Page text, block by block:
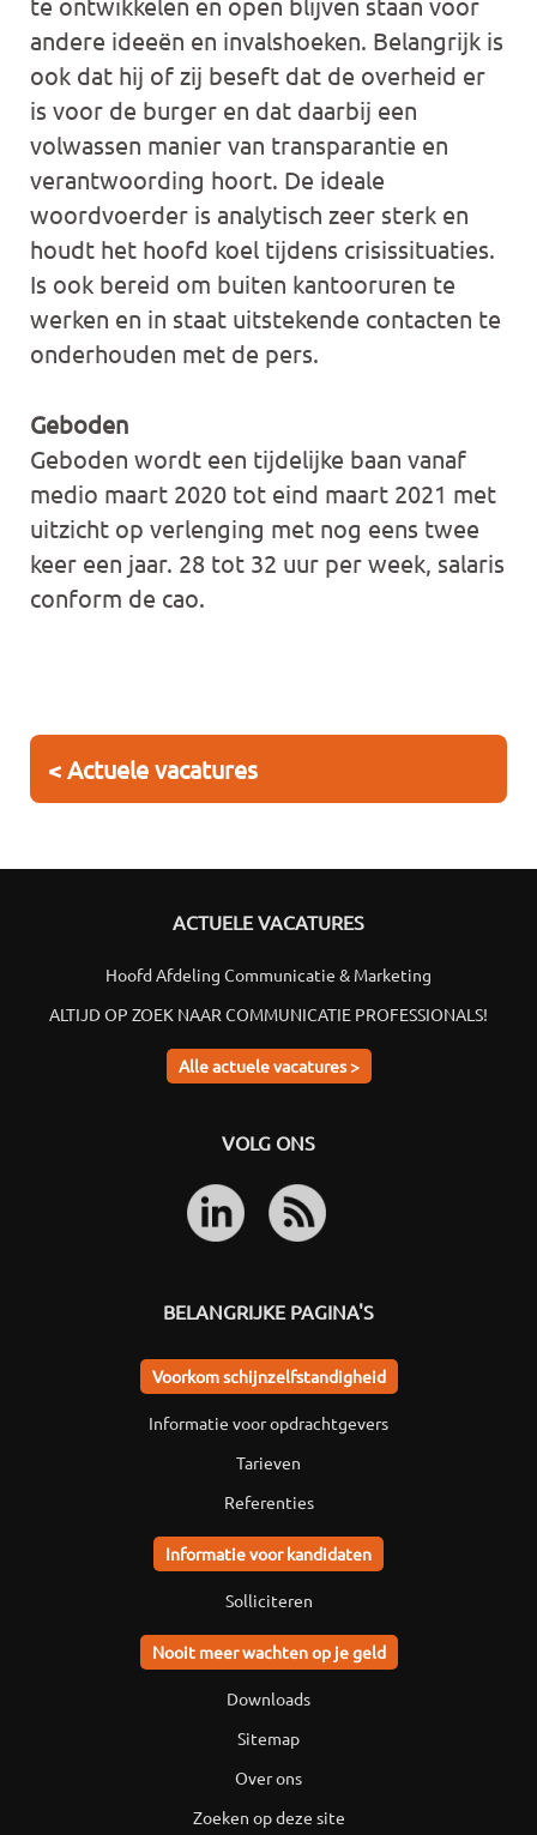
andere ideeën en invalshoeken. Belangrijk is
ook dat hij of zij beseft dat de overheid er
is voor de burger en dat daarbij een
volwassen manier van transparantie en
verantwoording hoort. De ideale
woordvoerder is analytisch zeer sterk en
houdt het hoofd koel tijdens crisissituaties.
Is ook bereid om buiten kantooruren te
werken en in staat uitstekende contacten te
onderhouden met de pers.
Geboden
Geboden wordt een tijdelijke baan vanaf
medio maart 2020 tot eind maart 2021 met
uitzicht op verlenging met nog eens twee
keer een jaar. 28 tot 32 uur per week, salaris
conform de cao.
< Actuele vacatures
ACTUELE VACATURES
Hoofd Afdeling Communicatie & Marketing
ALTIJD OP ZOEK NAAR COMMUNICATIE PROFESSIONALS!
Alle actuele vacatures >
VOLG ONS
BELANGRIJKE PAGINA'S
Voorkom schijnzelfstandigheid
Informatie voor opdrachtgevers
Tarieven
Referenties
Informatie voor kandidaten
Solliciteren
Nooit meer wachten op je geld
Downloads
Sitemap
Over ons
Zoeken op deze site